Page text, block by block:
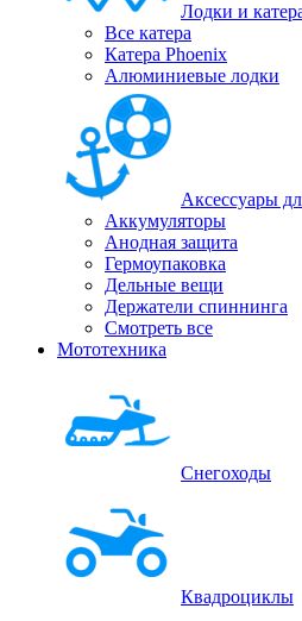
Лодки и
Все катера
Катера Phoenix
Алюминиевые лодки
Аксессуары
Аккумуляторы
Анодная защита
Гермоупаковка
Дельные вещи
Держатели спиннинга
Смотреть все
Мототехника
Снегоходы
Квадроциклы